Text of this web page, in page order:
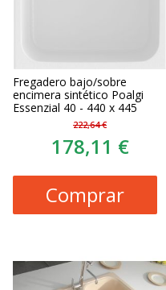
Fregadero bajo/sobre
encimera sintético Poalgi
Essenzial 40 - 440 x 445
222,64 €
178,11 €
Comprar